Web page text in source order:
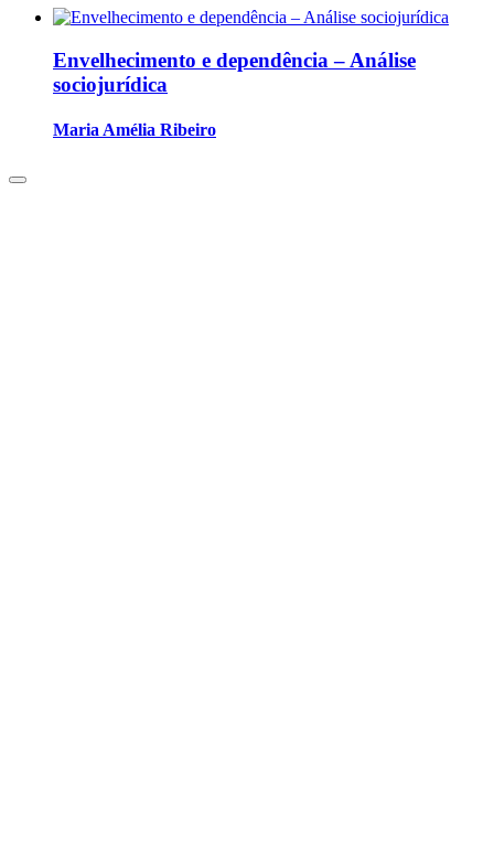
Envelhecimento e dependência – Análise
sociojurídica
Maria Amélia Ribeiro